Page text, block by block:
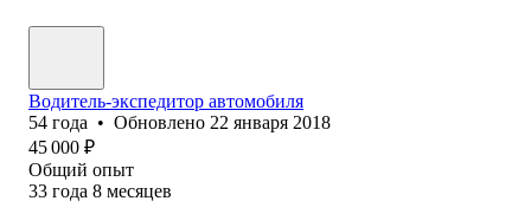
Водитель-экспедитор автомобиля
54 года • Обновлено 22 января 2018
45 000 ₽
Общий опыт
33 года 8 месяцев